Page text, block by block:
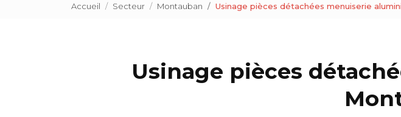
Accueil Secteur Montauban Usinage pièces détachées menuiserie
Usinage pièces